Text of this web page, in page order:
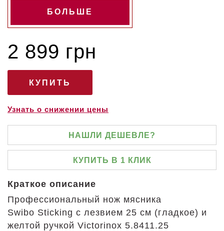
БОЛЬШЕ
2 899 грн
Узнать о снижении цены
НАШЛИ ДЕШЕВЛЕ?
КУПИТЬ В 1 КЛИК
Краткое описание
Профессиональный нож мясника
Swibo Sticking с лезвием 25 см (гладкое) и
желтой ручкой Victorinox 5.8411.25